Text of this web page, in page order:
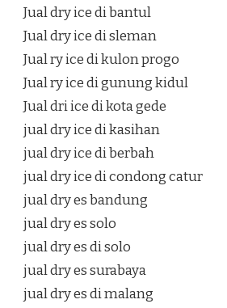
Jual dry ice di bantul
Jual dry ice di sleman
Jual ry ice di kulon progo
Jual ry ice di gunung kidul
Jual dri ice di kota gede
jual dry ice di kasihan
jual dry ice di berbah
jual dry ice di condong catur
jual dry es bandung
jual dry es solo
jual dry es di solo
jual dry es surabaya
jual dry es di malang